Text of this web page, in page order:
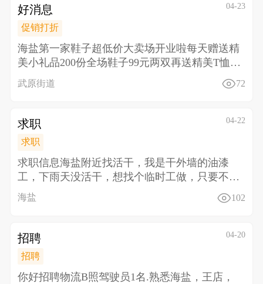
好消息 04-23
促销打折
海盐第一家鞋子超低价大卖场开业啦 每天赠送精
美小礼品200份全场鞋子99元两双再送精美T恤一
件或洗
武原街道 72
求职 04-22
求职
求职信息 海盐附近找活干，我是干外墙的油漆
工，下雨天没活干，想找个临时工做，只要不违
法干什么都行，
海盐 102
招聘 04-20
招聘
你好招聘物流B照驾驶员1名.熟悉海盐，王店，